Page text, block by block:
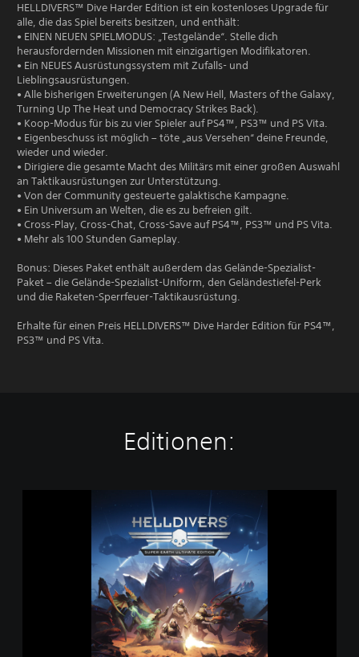
HELLDIVERS™ Dive Harder Edition ist ein kostenloses Upgrade für
alle, die das Spiel bereits besitzen, und enthält:
• EINEN NEUEN SPIELMODUS: „Testgelände“. Stelle dich
herausfordernden Missionen mit einzigartigen Modifikatoren.
• Ein NEUES Ausrüstungssystem mit Zufalls- und
Lieblingsausrüstungen.
• Alle bisherigen Erweiterungen (A New Hell, Masters of the Galaxy,
Turning Up The Heat und Democracy Strikes Back).
• Koop-Modus für bis zu vier Spieler auf PS4™, PS3™ und PS Vita.
• Eigenbeschuss ist möglich – töte „aus Versehen“ deine Freunde,
wieder und wieder.
• Dirigiere die gesamte Macht des Militärs mit einer großen Auswahl
an Taktikausrüstungen zur Unterstützung.
• Von der Community gesteuerte galaktische Kampagne.
• Ein Universum an Welten, die es zu befreien gilt.
• Cross-Play, Cross-Chat, Cross-Save auf PS4™, PS3™ und PS Vita.
• Mehr als 100 Stunden Gameplay.
Bonus: Dieses Paket enthält außerdem das Gelände-Spezialist-
Paket – die Gelände-Spezialist-Uniform, den Geländestiefel-Perk
und die Raketen-Sperrfeuer-Taktikausrüstung.
Erhalte für einen Preis HELLDIVERS™ Dive Harder Edition für PS4™,
PS3™ und PS Vita.
Editionen: